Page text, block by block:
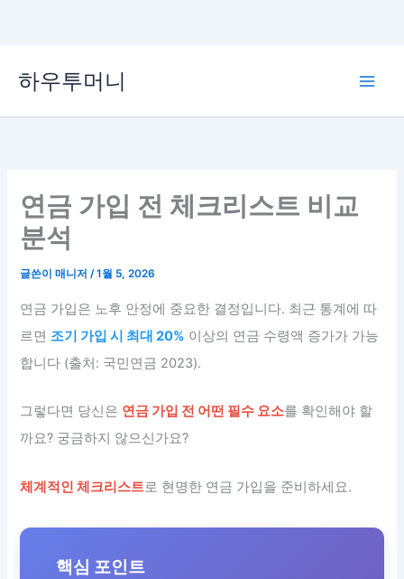
로
하우투머니
연금 가입 전 체크리스트 비교
분석
글쓴이매니저/1월 5, 2026
연금 가입은 노후 안정에 중요한 결정입니다. 최근 통계에 따
르면 조기 가입 시 최대 20% 이상의 연금 수령액 증가가 가능
합니다 (출처: 국민연금 2023).
그렇다면 당신은 연금 가입 전 어떤 필수 요소를 확인해야 할
까요? 궁금하지 않으신가요?
체계적인 체크리스트로 현명한 연금 가입을 준비하세요.
핵심 포인트